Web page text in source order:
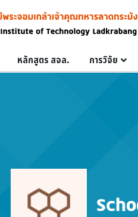
หลักสูตร สจล. การวิจัย